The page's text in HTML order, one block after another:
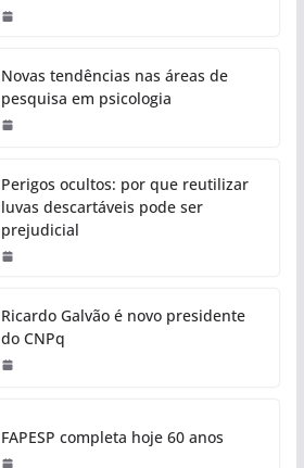
Novas tendências nas áreas de
pesquisa em psicologia
Perigos ocultos: por que reutilizar
luvas descartáveis pode ser
prejudicial
Ricardo Galvão é novo presidente
do CNPq
FAPESP completa hoje 60 anos